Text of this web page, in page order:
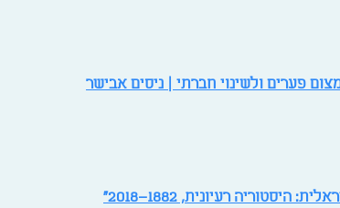
פערים ולשינוי חברתי | ניסים אבישר
רעיונית, 1882–2018"